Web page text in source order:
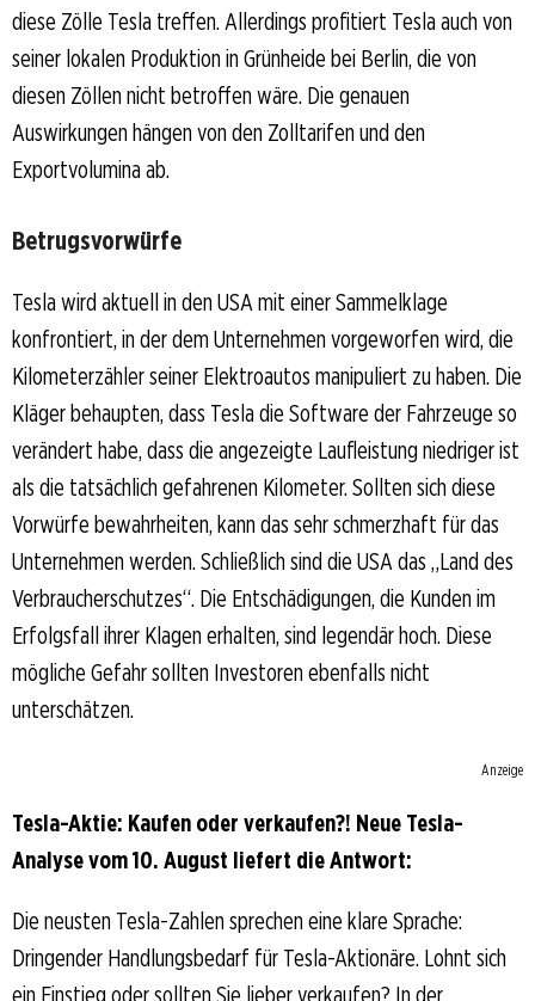
diese Zölle Tesla treffen. Allerdings profitiert Tesla auch von
seiner lokalen Produktion in Grünheide bei Berlin, die von
diesen Zöllen nicht betroffen wäre. Die genauen
Auswirkungen hängen von den Zolltarifen und den
Exportvolumina ab.
Betrugsvorwürfe
Tesla wird aktuell in den USA mit einer Sammelklage
konfrontiert, in der dem Unternehmen vorgeworfen wird, die
Kilometerzähler seiner Elektroautos manipuliert zu haben. Die
Kläger behaupten, dass Tesla die Software der Fahrzeuge so
verändert habe, dass die angezeigte Laufleistung niedriger ist
als die tatsächlich gefahrenen Kilometer. Sollten sich diese
Vorwürfe bewahrheiten, kann das sehr schmerzhaft für das
Unternehmen werden. Schließlich sind die USA das „Land des
Verbraucherschutzes“. Die Entschädigungen, die Kunden im
Erfolgsfall ihrer Klagen erhalten, sind legendär hoch. Diese
mögliche Gefahr sollten Investoren ebenfalls nicht
unterschätzen.
Anzeige
Tesla-Aktie: Kaufen oder verkaufen?! Neue Tesla-
Analyse vom 10. August liefert die Antwort:
Die neusten Tesla-Zahlen sprechen eine klare Sprache:
Dringender Handlungsbedarf für Tesla-Aktionäre. Lohnt sich
ein Einstieg oder sollten Sie lieber verkaufen? In der